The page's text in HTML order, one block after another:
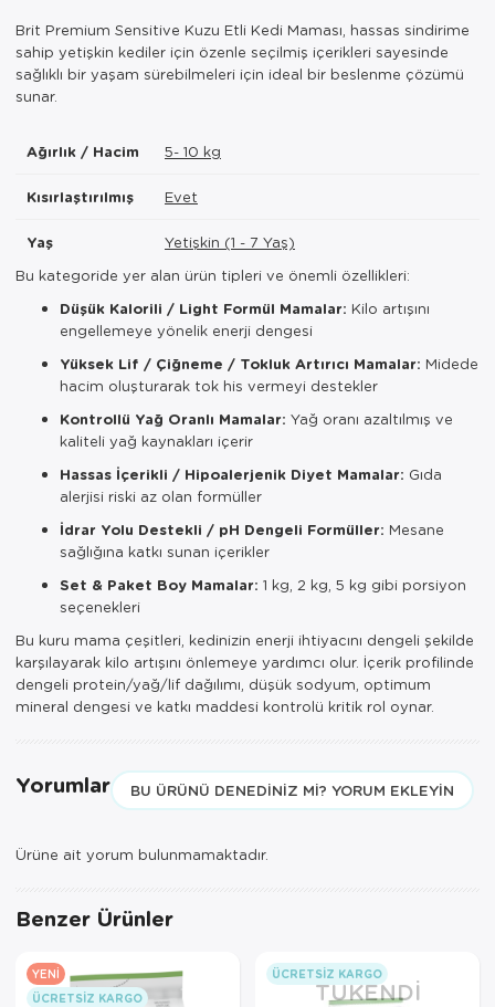
Brit Premium Sensitive Kuzu Etli Kedi Maması, hassas sindirime
sahip yetişkin kediler için özenle seçilmiş içerikleri sayesinde
sağlıklı bir yaşam sürebilmeleri için ideal bir beslenme çözümü
sunar.
Ağırlık / Hacim 5- 10 kg
Kısırlaştırılmış Evet
Yaş
Yetişkin (1 - 7 Yaş)
Bu kategoride yer alan ürün tipleri ve önemli özellikleri:
Düşük Kalorili / Light Formül Mamalar: Kilo artışını
engellemeye yönelik enerji dengesi
Yüksek Lif / Çiğneme / Tokluk Artırıcı Mamalar: Midede
hacim oluşturarak tok his vermeyi destekler
Kontrollü Yağ Oranlı Mamalar: Yağ oranı azaltılmış ve
kaliteli yağ kaynakları içerir
Hassas İçerikli / Hipoalerjenik Diyet Mamalar: Gıda
alerjisi riski az olan formüller
İdrar Yolu Destekli / pH Dengeli Formüller: Mesane
sağlığına katkı sunan içerikler
Set & Paket Boy Mamalar: 1 kg, 2 kg, 5 kg gibi porsiyon
seçenekleri
Bu kuru mama çeşitleri, kedinizin enerji ihtiyacını dengeli şekilde
karşılayarak kilo artışını önlemeye yardımcı olur. İçerik profilinde
dengeli protein/yağ/lif dağılımı, düşük sodyum, optimum
mineral dengesi ve katkı maddesi kontrolü kritik rol oynar.
Yorumlar BU ÜRÜNÜ DENEDINIZ MI? YORUM EKLEYIN
Ürüne ait yorum bulunmamaktadır.
Benzer Ürünler
YENI
ÜCRETSIZ KARGO
TÜKENDI
ÜCRETSIZ KARGO